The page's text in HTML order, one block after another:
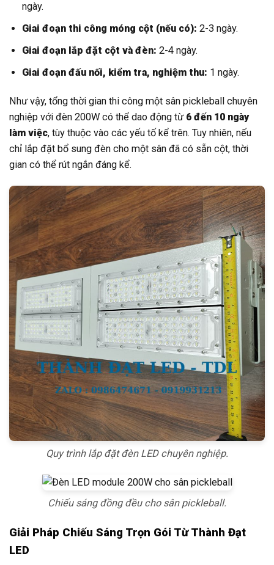
ngày.
Giai đoạn thi công móng cột (nếu có): 2-3 ngày.
Giai đoạn lắp đặt cột và đèn: 2-4 ngày.
Giai đoạn đấu nối, kiểm tra, nghiệm thu: 1 ngày.
Như vậy, tổng thời gian thi công một sân pickleball chuyên
nghiệp với đèn 200W có thể dao động từ 6 đến 10 ngày
làm việc, tùy thuộc vào các yếu tố kể trên. Tuy nhiên, nếu
chỉ lắp đặt bổ sung đèn cho một sân đã có sẵn cột, thời
gian có thể rút ngắn đáng kể.
Quy trình lắp đặt đèn LED chuyên nghiệp.
Chiếu sáng đồng đều cho sân pickleball.
Giải Pháp Chiếu Sáng Trọn Gói Từ Thành Đạt
LED